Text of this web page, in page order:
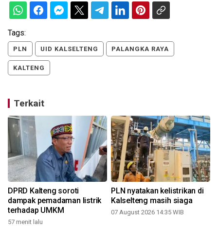
Tags:
PLN UID KALSELTENG PALANGKA RAYA
KALTENG
Terkait
DPRD Kalteng soroti
dampak pemadaman listrik
terhadap UMKM
57 menit lalu
PLN nyatakan kelistrikan di
Kalselteng masih siaga
07 August 2026 14:35 WIB